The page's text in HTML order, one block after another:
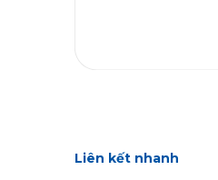
Liên kết nhanh